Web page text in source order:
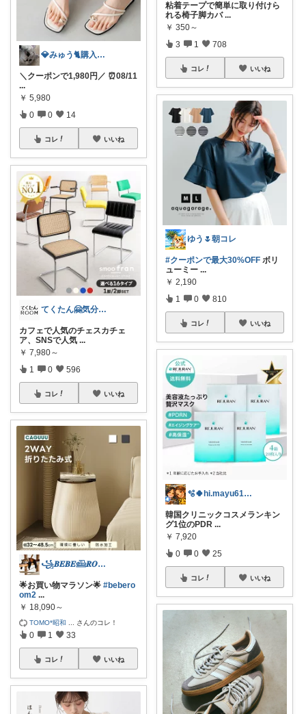
💎みゅう🐈購入感謝(❀ᴗ͈ˬᴗ͈)⁾
＼クーポンで1,980円／ ⏰08/11
...
￥ 5,980
0 0 14
コレ いいね
てくたん🤗気分がアガる⤴インテリア雑貨
カフェで人気のチェスカチェ
ア、SNSで人気 ...
￥ 7,980～
1 0 596
コレ いいね
꧁𝑩𝑬𝑩𝑬𓊝𝑹𝑶𝑶𝑴꧂
🌟お買い物マラソン🌟 #bebero
om2 ...
￥ 18,090～
TOMO*昭和 さんのコレ！
0 1 33
コレ いいね
粘着テープで簡単に取り付けら
れる椅子脚カバ ...
￥ 350～
3 1 708
コレ いいね
ゆう🌷朝コレ
#クーポンで最大30%OFF ボリ
ューミー ...
￥ 2,190
1 0 810
コレ いいね
🫧🍀hi.mayu618🍀🫧
韓国クリニックコスメランキン
グ1位のPDR ...
￥ 7,920
0 0 25
コレ いいね